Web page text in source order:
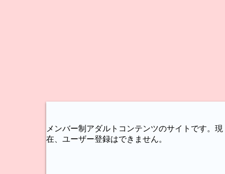
メンバー制アダルトコンテンツのサイトです。現
在、ユーザー登録はできません。